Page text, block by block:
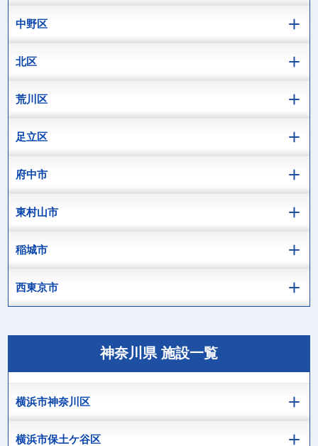
中野区
北区
荒川区
足立区
府中市
東村山市
稲城市
西東京市
神奈川県 施設一覧
横浜市神奈川区
横浜市保土ケ谷区